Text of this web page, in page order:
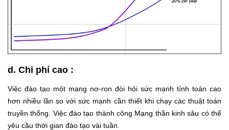
d. Chi phí cao :
Việc đào tạo một mạng nơ-ron đòi hỏi sức mạnh tính toán cao
hơn nhiều lần so với sức mạnh cần thiết khi chạy các thuật toán
truyền thống. Việc đào tạo thành công Mạng thần kinh sâu có thể
yêu cầu thời gian đào tạo vài tuần.